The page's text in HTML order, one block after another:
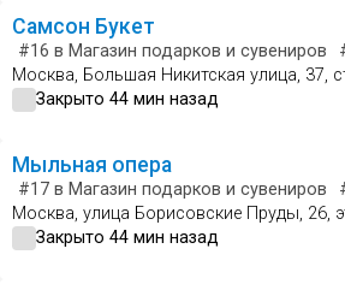
Самсон Букет
#16 в Магазин подарков и сувениров
Москва, Большая Никитская улица, 37,
Закрыто 44 мин назад
Мыльная опера
#17 в Магазин подарков и сувениров
Москва, улица Борисовские Пруды, 26,
Закрыто 44 мин назад